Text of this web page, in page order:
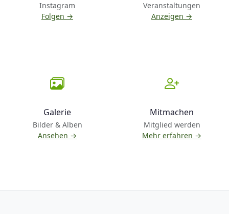
Instagram
Folgen →
Veranstaltungen
Anzeigen →
Galerie
Bilder & Alben
Ansehen →
Mitmachen
Mitglied werden
Mehr erfahren →